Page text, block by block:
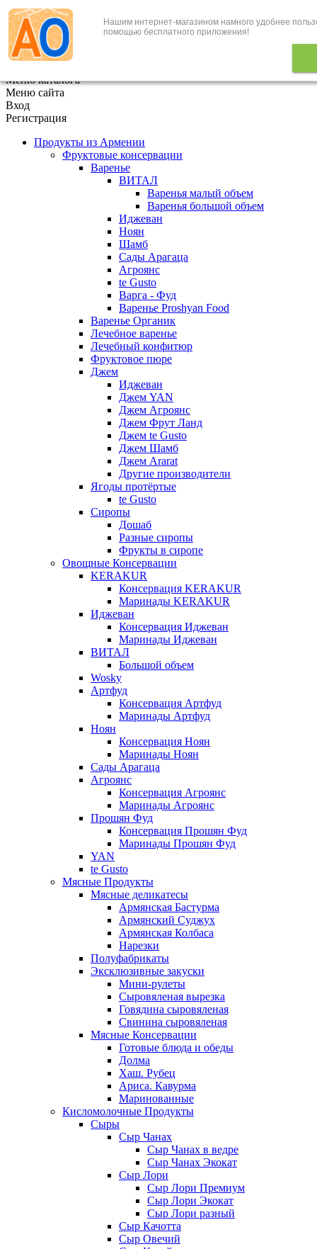
Нашим интернет-магазином намного удобнее
помощью бесплатного приложения!
+7 (495) 646-888-1
В корзине 0 товаров
Меню каталога
Меню сайта
Вход
Регистрация
Продукты из Армении
Фруктовые консервации
Варенье
ВИТАЛ
Варенья малый объем
Варенья большой объем
Иджеван
Ноян
Шамб
Сады Арагаца
Агроянс
te Gusto
Варга - Фуд
Варенье Proshyan Food
Варенье Органик
Лечебное варенье
Лечебный конфитюр
Фруктовое пюре
Джем
Иджеван
Джем YAN
Джем Агроянс
Джем Фрут Ланд
Джем te Gusto
Джем Шамб
Джем Ararat
Другие производители
Ягоды протёртые
te Gusto
Сиропы
Дошаб
Разные сиропы
Фрукты в сиропе
Овощные Консервации
KERAKUR
Консервация KERAKUR
Маринады KERAKUR
Иджеван
Консервация Иджеван
Маринады Иджеван
ВИТАЛ
Большой объем
Wosky
Артфуд
Консервация Артфуд
Маринады Артфуд
Ноян
Консервация Ноян
Маринады Ноян
Сады Арагаца
Агроянс
Консервация Агроянс
Маринады Агроянс
Прошян Фуд
Консервация Прошян Фуд
Маринады Прошян Фуд
YAN
te Gusto
Мясные Продукты
Мясные деликатесы
Армянская Бастурма
Армянский Суджух
Армянская Колбаса
Нарезки
Полуфабрикаты
Эксклюзивные закуски
Мини-рулеты
Сыровяленая вырезка
Говядина сыровяленая
Свинина сыровяленая
Мясные Консервации
Готовые блюда и обеды
Долма
Хаш. Рубец
Ариса. Кавурма
Маринованные
Кисломолочные Продукты
Сыры
Сыр Чанах
Сыр Чанах в ведре
Сыр Чанах Экокат
Сыр Лори
Сыр Лори Премиум
Сыр Лори Экокат
Сыр Лори разный
Сыр Качотта
Сыр Овечий